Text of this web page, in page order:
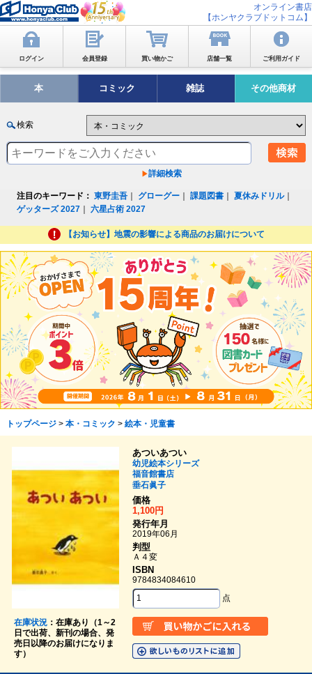
オンライン書店
【ホンヤクラブドットコム】
ログイン 会員登録 買い物かご 店舗一覧 ご利用ガイド
本 コミック 雑誌 その他商材
検索
詳細検索
注目のキーワード： 東野圭吾 グローグー ｜課題図書 ｜夏休みドリル｜
ゲッターズ 2027 ｜六星占術 2027
【お知らせ】地震の影響による商品のお届けについて
トップページ> 本・コミック > 絵本・児童書
在庫状況：在庫あり（1～2
日で出荷、新刊の場合、発
売日以降のお届けになりま
す）
あついあつい
幼児絵本シリーズ
福音館書店
垂石眞子
価格
1,100円
発行年月
2019年06月
判型
Ａ４変
ISBN
9784834084610
点